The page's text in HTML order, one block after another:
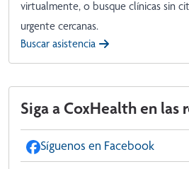
virtualmente, o busque clínicas sin
urgente cercanas.
Buscar asistencia
Siga a CoxHealth en las
Síguenos en Facebook